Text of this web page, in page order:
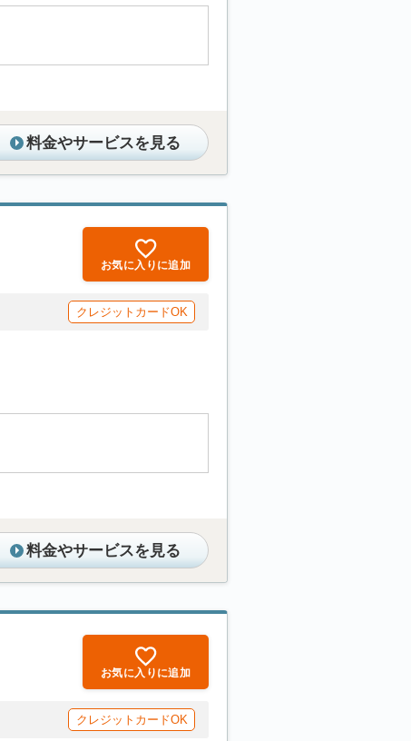
料金やサービスを見る
お気に入りに追加
クレジットカードOK
料金やサービスを見る
お気に入りに追加
クレジットカードOK